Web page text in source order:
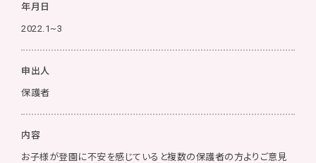
年月日
2022.1~3
申出人
保護者
内容
お子様が登園に不安を感じていると複数の保護者の方よりご意見